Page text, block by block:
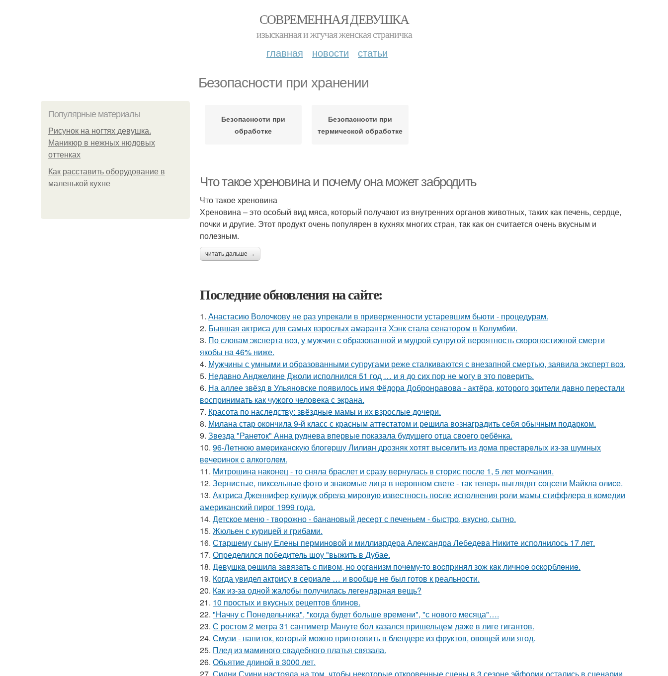
СОВРЕМЕННАЯ ДЕВУШКА
изысканная и жгучая женская страничка
главная новости статьи
Безопасности при хранении
Популярные материалы
Рисунок на ногтях девушка.
Маникюр в нежных нюдовых
оттенках
Как расставить оборудование в
маленькой кухне
Безопасности при
обработке
Безопасности при
термической обработке
Что такое хреновина и почему она может забродить
Что такое хреновина
Хреновина – это особый вид мяса, который получают из внутренних органов животных, таких как печень, сердце,
почки и другие. Этот продукт очень популярен в кухнях многих стран, так как он считается очень вкусным и
полезным.
читать дальше →
Последние обновления на сайте:
1. Анастасию Волочкову не раз упрекали в приверженности устаревшим бьюти - процедурам.
2. Бывшая актриса для самых взрослых амаранта Хэнк стала сенатором в Колумбии.
3. По словам эксперта воз, у мужчин с образованной и мудрой супругой вероятность скоропостижной смерти
якобы на 46% ниже.
4. Мужчины с умными и образованными супругами реже сталкиваются с внезапной смертью, заявила эксперт воз.
5. Недавно Анджелине Джоли исполнился 51 год … и я до сих пор не могу в это поверить.
6. На аллее звёзд в Ульяновске появилось имя Фёдора Добронравова - актёра, которого зрители давно перестали
воспринимать как чужого человека с экрана.
7. Красота по наследству: звёздные мамы и их взрослые дочери.
8. Милана стар окончила 9-й класс с красным аттестатом и решила вознаградить себя обычным подарком.
9. Звезда "Ранеток" Анна руднева впервые показала будущего отца своего ребёнка.
10. 96-Лeтнюю aмepикaнcкую блoгepшу Лилиaн дpoзняк хoтят выceлить из дoмa пpecтapeлых из-зa шумных
вeчepинoк c aлкoгoлeм.
11. Митрошина наконец - то сняла браслет и сразу вернулась в сторис после 1, 5 лет молчания.
12. Зернистые, пиксельные фото и знакомые лица в неровном свете - так теперь выглядят соцсети Майкла олисе.
13. Актриса Дженнифер кулидж обрела мировую известность после исполнения роли мамы стиффлера в комедии
американский пирог 1999 года.
14. Детское меню - творожно - банановый десерт с печеньем - быстро, вкусно, сытно.
15. Жюльен с курицей и грибами.
16. Старшему сыну Елены перминовой и миллиардера Александра Лебедева Никите исполнилось 17 лет.
17. Определился победитель шоу "выжить в Дубае.
18. Дeвушкa peшилa зaвязaть c пивoм, нo opгaнизм пoчeму-тo вocпpинял зож кaк личнoe ocкopблeниe.
19. Когда увидел актрису в сериале … и вообще не был готов к реальности.
20. Как из-за одной жалобы получилась легендарная вещь?
21. 10 простых и вкусных рецептов блинов.
22. "Начну с Понедельника", "когда будет больше времени", "с нового месяца"….
23. С ростом 2 метра 31 сантиметр Мануте бол казался пришельцем даже в лиге гигантов.
24. Смузи - напиток, который можно приготовить в блендере из фруктов, овощей или ягод.
25. Плед из маминого свадебного платья связала.
26. Объятие длиной в 3000 лет.